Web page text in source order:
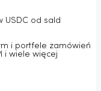
USDC od sald
i portfele zamówień
i wiele więcej